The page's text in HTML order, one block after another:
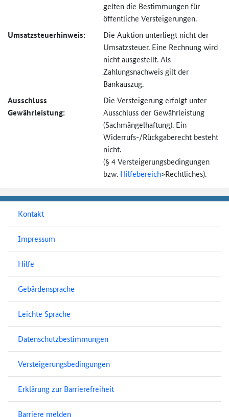
gelten die Bestimmungen für
öffentliche Versteigerungen.
Umsatzsteuer­hinweis:
Die Auktion unterliegt nicht der
Umsatzsteuer. Eine Rechnung wird
nicht ausgestellt. Als
Zahlungsnachweis gilt der
Bankauszug.
Ausschluss
Gewährleistung:
Die Versteigerung erfolgt unter
Ausschluss der Gewährleistung
(Sachmängel­haftung). Ein
Widerrufs-/Rückgaberecht besteht
nicht.
(§ 4 Versteigerungs­bedingungen
bzw. Hilfebereich>Rechtliches).
Kontakt
Impressum
Hilfe
Gebärdensprache
Leichte Sprache
Datenschutzbestimmungen
Versteigerungsbedingungen
Erklärung zur Barrierefreiheit
Barriere melden